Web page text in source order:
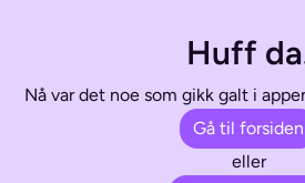
Huff
Nå var det noe som gikk galt i
Gå til forsiden
eller